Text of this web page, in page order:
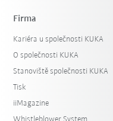
Firma
Kariéra u společnosti KUKA
O společnosti KUKA
Stanoviště společnosti KUKA
Tisk
iiMagazine